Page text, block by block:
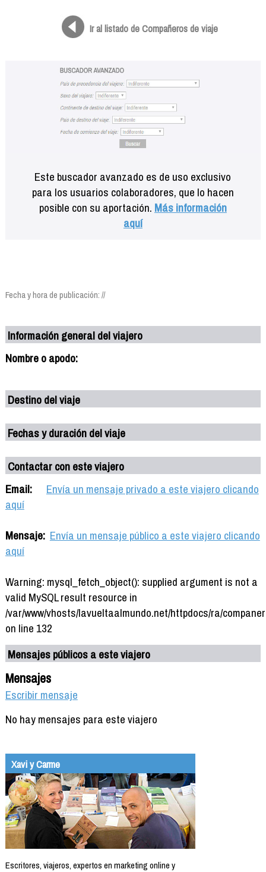
Ir al listado de Compañeros de viaje
Este buscador avanzado es de uso exclusivo
para los usuarios colaboradores, que lo hacen
posible con su aportación. Más información
aquí
Fecha y hora de publicación: //
Información general del viajero
Nombre o apodo:
Destino del viaje
Fechas y duración del viaje
Contactar con este viajero
Email:
Envía un mensaje privado a este viajero clicando
aquí
Mensaje: Envía un mensaje público a este viajero clicando
aquí
Warning: mysql_fetch_object(): supplied argument is not a
valid MySQL result resource in
/var/www/vhosts/lavueltaalmundo.net/httpdocs/ra/
on line 132
Mensajes públicos a este viajero
Mensajes
Escribir mensaje
No hay mensajes para este viajero
Xavi y Carme
Escritores, viajeros, expertos en marketing online y